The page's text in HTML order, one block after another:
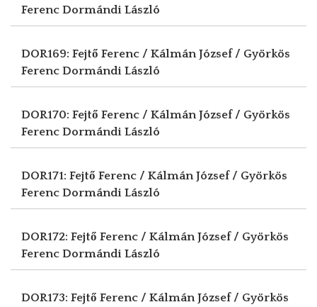
Ferenc Dormándi László
DOR169: Fejtő Ferenc / Kálmán József / Györkös
Ferenc Dormándi László
DOR170: Fejtő Ferenc / Kálmán József / Györkös
Ferenc Dormándi László
DOR171: Fejtő Ferenc / Kálmán József / Györkös
Ferenc Dormándi László
DOR172: Fejtő Ferenc / Kálmán József / Györkös
Ferenc Dormándi László
DOR173: Fejtő Ferenc / Kálmán József / Györkös